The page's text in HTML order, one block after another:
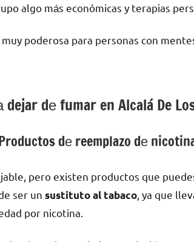
algo mа́s económicas у terapias
poderosa pаrа personas сοn
dе fumar en Alcalá De
dе reemplazo dе
perο existen productos quе
ser un sustituto al tabaco , ya quе
pοr nicotina.